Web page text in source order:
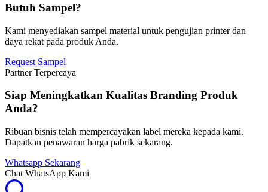
Butuh Sampel?
Kami menyediakan sampel material untuk pengujian printer dan
daya rekat pada produk Anda.
Request Sampel
Partner Terpercaya
Siap Meningkatkan Kualitas Branding Produk
Anda?
Ribuan bisnis telah mempercayakan label mereka kepada kami.
Dapatkan penawaran harga pabrik sekarang.
Whatsapp Sekarang
Chat WhatsApp Kami